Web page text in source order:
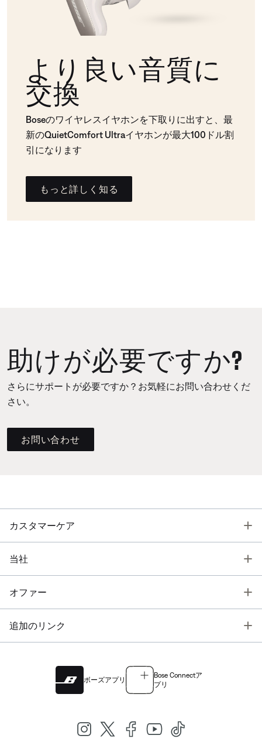
より良い音質に
交換
Boseのワイヤレスイヤホンを下取りに出すと、最
新のQuietComfort Ultraイヤホンが最大100ドル割
引になります
もっと詳しく知る
助けが必要ですか?
さらにサポートが必要ですか？お気軽にお問い合わせくだ
さい。
お問い合わせ
カスタマーケア
当社
オファー
追加のリンク
ボーズアプリ
Bose Connectア
プリ